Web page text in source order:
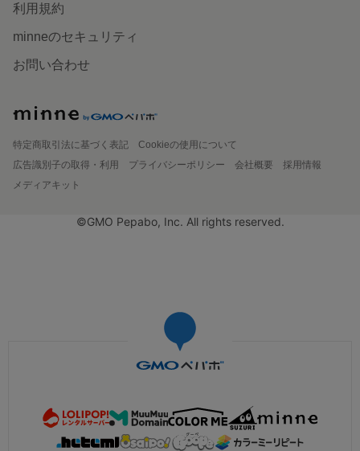
利用規約
minneのセキュリティ
お問い合わせ
特定商取引法に基づく表記
Cookieの使用について
広告識別子の取得・利用
プライバシーポリシー 会社概要
採用情報
メディアキット
©GMO Pepabo, Inc. All rights reserved.